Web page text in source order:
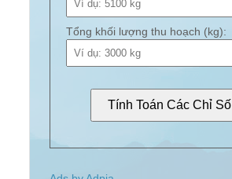
Tổng khối lượng thu hoạch (kg):
Tính Toán Các Chỉ Số